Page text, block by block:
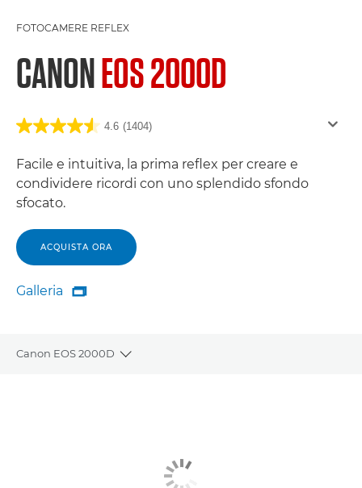
FOTOCAMERE REFLEX
CANONEOS 2000D
4.6 (1404)
Facile e intuitiva, la prima reflex per creare e
condividere ricordi con uno splendido sfondo
sfocato.
ACQUISTA ORA
Galleria
Galleria

Canon EOS 2000D
Toggle breadcrumbs